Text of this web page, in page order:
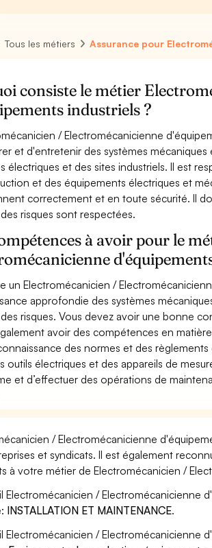
Tous les métiers Assurance pour
consiste le métier
industriels ?
/ Electromécanicienne
et d'entretenir des systèmes
électriques et des sites industriels. Il est
et des équipements électriques et
correctement et en toute sécurité. Il
risques sont respectées.
à avoir pour le
un Electromécanicien /
approfondie des systèmes
risques. Vous devez avoir une bonne
avoir des compétences en
des normes et des
outils électriques et des appareils de
et d’effectuer des opérations de
/ Electromécanicienne
et syndicats. Il est également
à votre métier de Electromécanicien /
Electromécanicien / Electromécanicienne
INSTALLATION ET MAINTENANCE.
Electromécanicien / Electromécanicienne